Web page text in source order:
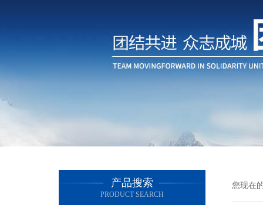
产品搜索
PRODUCT SEARCH
您现在